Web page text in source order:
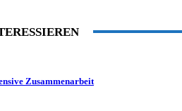
Zusammenarbeit